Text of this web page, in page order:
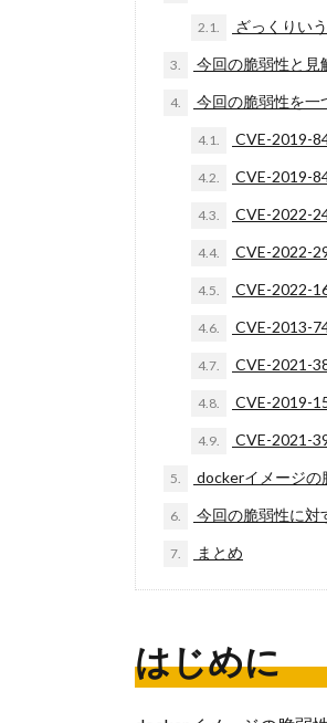
2.1. ざっくりい
3. 今回の脆弱性と見
4. 今回の脆弱性を一
4.1. CVE-2019-
4.2. CVE-2019-
4.3. CVE-2022-
4.4. CVE-2022-
4.5. CVE-2022-
4.6. CVE-2013-
4.7. CVE-2021-
4.8. CVE-2019-
4.9. CVE-2021-
5. dockerイメージの
6. 今回の脆弱性に対
7. まとめ
はじめに